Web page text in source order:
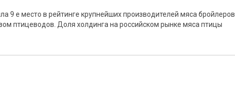
9 е место в рейтинге крупнейших производителей мяса бройлеров
птицеводов. Доля холдинга на российском рынке мяса птицы